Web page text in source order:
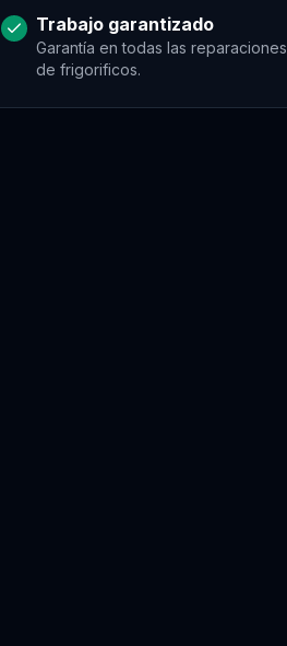
Trabajo garantizado
Garantía en todas las reparaciones
de frigorificos.